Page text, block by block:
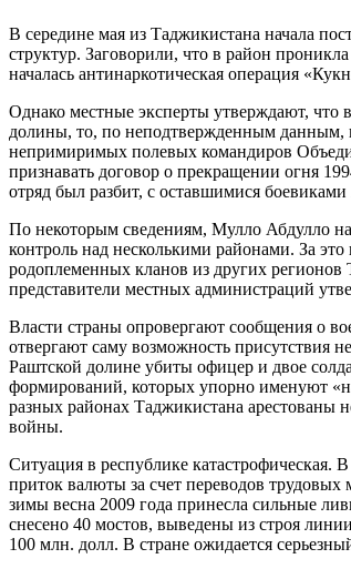
В середине мая из Таджикистана начала
структур. Заговорили, что в район
началась антинаркотическая операция
Однако местные эксперты утверждают, что
долины, то, по неподтвержденным данным,
непримиримых полевых командиров
признавать договор о прекращении огня
отряд был разбит, с оставшимися
По некоторым сведениям, Мулло Абдулло
контроль над несколькими районами. За
родоплеменных кланов из других
представители местных администраций
Власти страны опровергают сообщения о
отвергают саму возможность присутствия
Раштской долине убиты офицер и двое
формирований, которых упорно именуют
разных районах Таджикистана арестованы
войны.
Ситуация в республике
приток валюты за счет переводов
зимы весна 2009 года принесла сильные
снесено 40 мостов, выведены из строя
100 млн. долл. В стране ожидается